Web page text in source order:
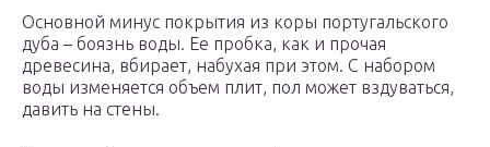
Основной минус покрытия из коры португальского
дуба – боязнь воды. Ее пробка, как и прочая
древесина, вбирает, набухая при этом. С набором
воды изменяется объем плит, пол может вздуваться,
давить на стены.